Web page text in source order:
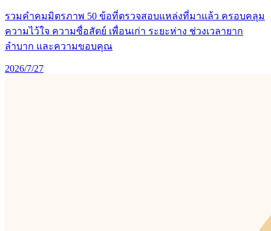
รวมคำคมมิตรภาพ 50 ข้อที่ตรวจสอบแหล่งที่มาแล้ว ครอบคลุม
ความไว้ใจ ความซื่อสัตย์ เพื่อนเก่า ระยะห่าง ช่วงเวลายาก
ลำบาก และความขอบคุณ
2026/7/27